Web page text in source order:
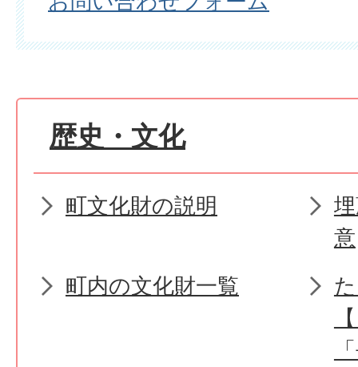
歴史・文化
町文化財の説明
意
町内の文化財一覧